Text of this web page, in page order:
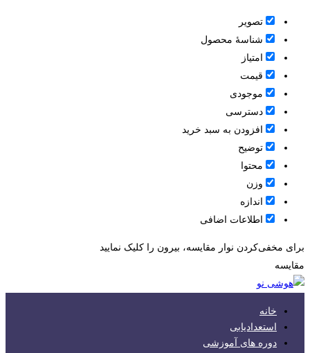
تصویر
شناسۀ محصول
امتیاز
قيمت
موجودی
دسترسی
افزودن به سبد خرید
توضیح
محتوا
وزن
اندازه
اطلاعات اضافی
برای مخفی‌کردن نوار مقایسه، بیرون را کلیک نمایید
مقایسه
خانه
استعدادیابی
دوره های آموزشی